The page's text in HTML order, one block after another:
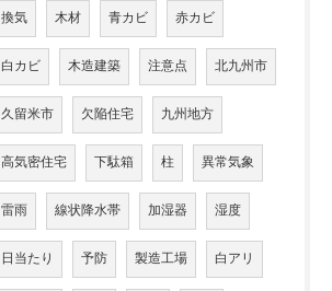
換気 木材 青カビ 赤カビ
白カビ 木造建築 注意点 北九州市
久留米市 欠陥住宅 九州地方
高気密住宅 下駄箱 柱 異常気象
雷雨 線状降水帯 加湿器 湿度
日当たり 予防 製造工場 白アリ